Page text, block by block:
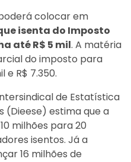
colocar em
isenta do Imposto
até R$ 5 mil. A matéria
do imposto para
e R$ 7.350.
de Estatística
(Dieese) estima que a
milhões para 20
isentos. Já a
16 milhões de